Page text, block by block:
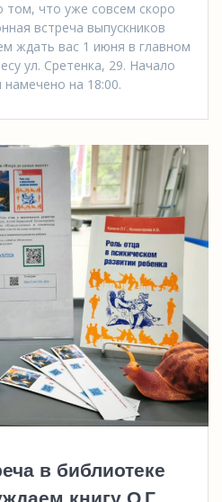
что уже совсем скоро
встреча выпускников
ждать вас 1 июня в главном
ул. Сретенка, 29. Начало
на 18:00.
в библиотеке